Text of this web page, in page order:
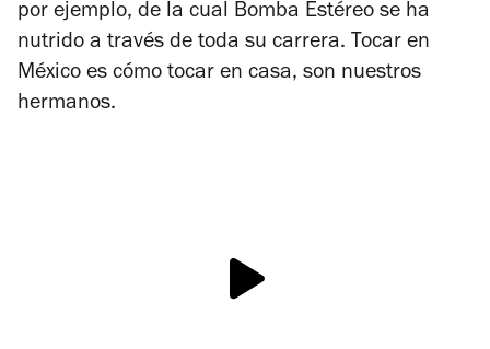
por ejemplo, de la cual Bomba Estéreo se ha
nutrido a través de toda su carrera. Tocar en
México es cómo tocar en casa, son nuestros
hermanos.